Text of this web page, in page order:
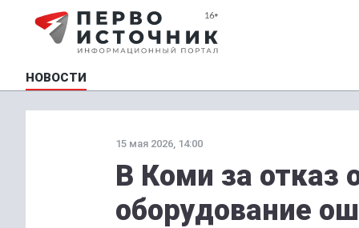
НОВОСТИ
15 мая 2026, 14:00
В Коми за отказ
оборудование